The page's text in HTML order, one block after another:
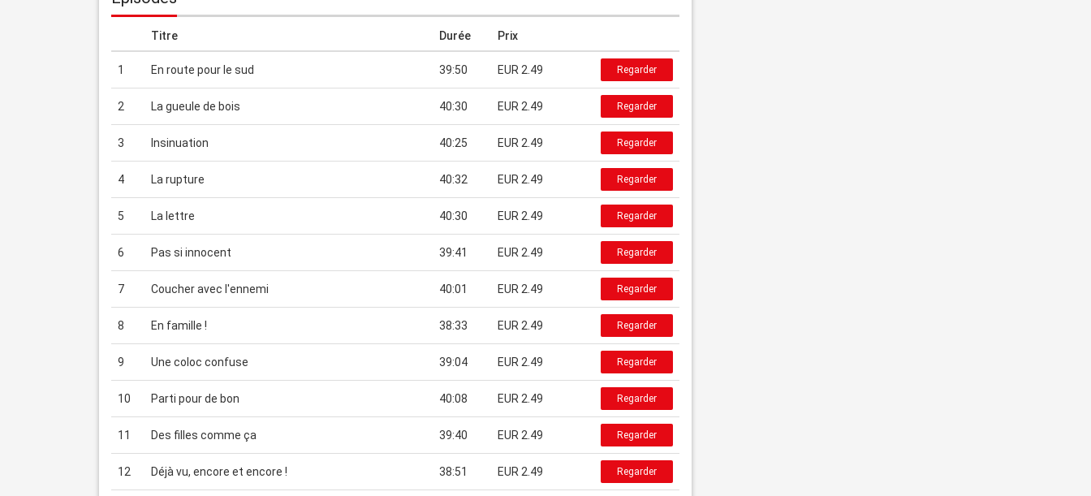
Titre Durée Prix
1 En route pour le sud 39:50 EUR 2.49 Regarder
2 La gueule de bois 40:30 EUR 2.49 Regarder
3 Insinuation 40:25 EUR 2.49 Regarder
4 La rupture 40:32 EUR 2.49 Regarder
5 La lettre 40:30 EUR 2.49 Regarder
6 Pas si innocent 39:41 EUR 2.49 Regarder
7 Coucher avec l'ennemi 40:01 EUR 2.49 Regarder
8 En famille ! 38:33 EUR 2.49 Regarder
9 Une coloc confuse 39:04 EUR 2.49 Regarder
10 Parti pour de bon 40:08 EUR 2.49 Regarder
11 Des filles comme ça 39:40 EUR 2.49 Regarder
12 Déjà vu, encore et encore ! 38:51 EUR 2.49 Regarder